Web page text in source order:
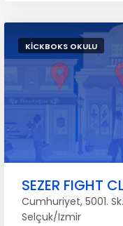
KICKBOKS OKULU
SEZER FIGHT
Cumhuriyet, 5001.
Selçuk/Izmir